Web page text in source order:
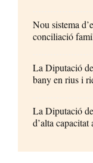
Nou sistema
conciliació
La Diputació
bany en rius i
La Diputació
d’alta capacitat